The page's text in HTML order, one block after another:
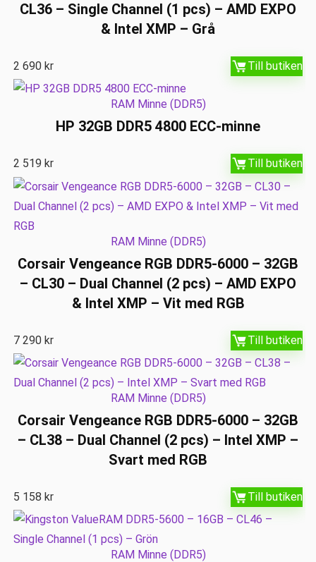
CL36 – Single Channel (1 pcs) – AMD EXPO
& Intel XMP – Grå
2 690 kr Till butiken
RAM Minne (DDR5)
HP 32GB DDR5 4800 ECC-minne
2 519 kr Till butiken
RAM Minne (DDR5)
Corsair Vengeance RGB DDR5-6000 – 32GB
– CL30 – Dual Channel (2 pcs) – AMD EXPO
& Intel XMP – Vit med RGB
7 290kr Till butiken
RAM Minne (DDR5)
Corsair Vengeance RGB DDR5-6000 – 32GB
– CL38 – Dual Channel (2 pcs) – Intel XMP –
Svart med RGB
5 158kr Till butiken
RAM Minne (DDR5)